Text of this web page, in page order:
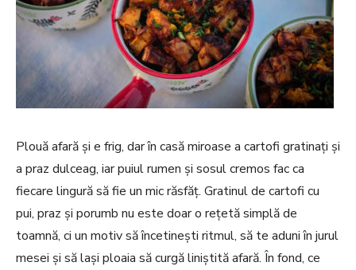
Plouă afară și e frig, dar în casă miroase a cartofi gratinați și
a praz dulceag, iar puiul rumen și sosul cremos fac ca
fiecare lingură să fie un mic răsfăț. Gratinul de cartofi cu
pui, praz și porumb nu este doar o rețetă simplă de
toamnă, ci un motiv să încetinești ritmul, să te aduni în jurul
mesei și să lași ploaia să curgă liniștită afară. În fond, ce